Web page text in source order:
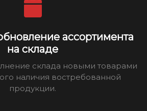
ассортимента
на складе
склада новыми товарами
наличия востребованной
продукции.